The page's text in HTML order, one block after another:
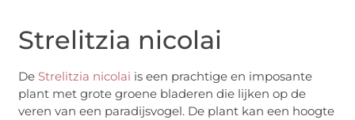
Strelitzia nicolai
De Strelitzia nicolai is een prachtige en imposante
plant met grote groene bladeren die lijken op de
veren van een paradijsvogel. De plant kan een hoogte